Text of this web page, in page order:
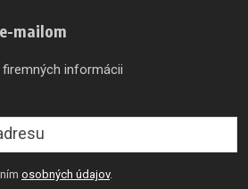
mailom
informácii
osobných údajov.